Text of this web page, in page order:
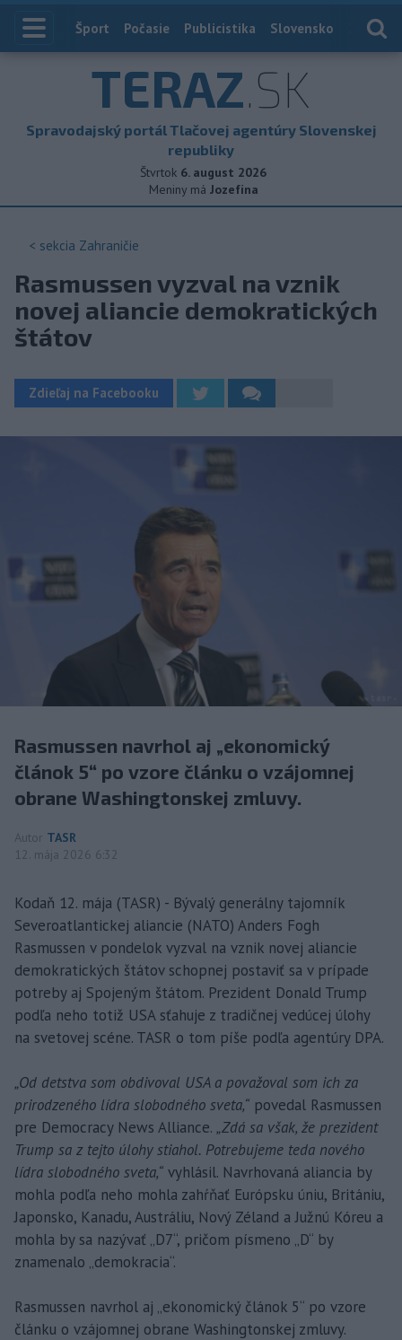
Index
Šport Počasie Publicistika Slovensko
TERAZ.SK
Spravodajský portál Tlačovej agentúry Slovenskej
republiky
Štvrtok 6. august 2026
Meniny má Jozefína
< sekcia Zahraničie
Rasmussen vyzval na vznik
novej aliancie demokratických
štátov
Zdieľaj na Facebooku
Rasmussen navrhol aj „ekonomický
článok 5“ po vzore článku o vzájomnej
obrane Washingtonskej zmluvy.
Autor TASR
12. mája 2026 6:32
Kodaň 12. mája (TASR) - Bývalý generálny tajomník
Severoatlantickej aliancie (NATO) Anders Fogh
Rasmussen v pondelok vyzval na vznik novej aliancie
demokratických štátov schopnej postaviť sa v prípade
potreby aj Spojeným štátom. Prezident Donald Trump
podľa neho totiž USA sťahuje z tradičnej vedúcej úlohy
na svetovej scéne. TASR o tom píše podľa agentúry DPA.
„Od detstva som obdivoval USA a považoval som ich za
prirodzeného lídra slobodného sveta,“ povedal Rasmussen
pre Democracy News Alliance. „Zdá sa však, že prezident
Trump sa z tejto úlohy stiahol. Potrebujeme teda nového
lídra slobodného sveta,“ vyhlásil. Navrhovaná aliancia by
mohla podľa neho mohla zahŕňať Európsku úniu, Britániu,
Japonsko, Kanadu, Austráliu, Nový Zéland a Južnú Kóreu a
mohla by sa nazývať „D7“, pričom písmeno „D“ by
znamenalo „demokracia“.
Rasmussen navrhol aj „ekonomický článok 5“ po vzore
článku o vzájomnej obrane Washingtonskej zmluvy.